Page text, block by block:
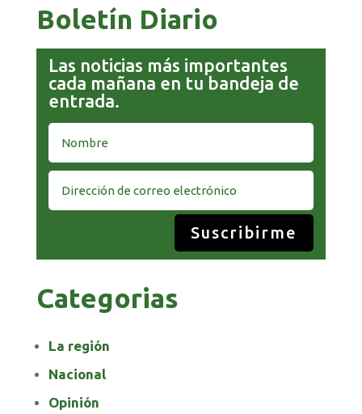
Boletín Diario
Las noticias más importantes
cada mañana en tu bandeja de
entrada.
Suscribirme
Categorias
La región
Nacional
Opinión